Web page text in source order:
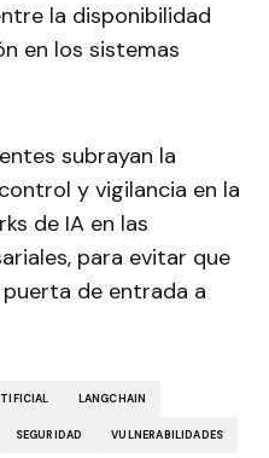
la disponibilidad
en los sistemas
subrayan la
y vigilancia en la
de IA en las
para evitar que
de entrada a
LANGCHAIN
SEGURIDAD VULNERABILIDADES